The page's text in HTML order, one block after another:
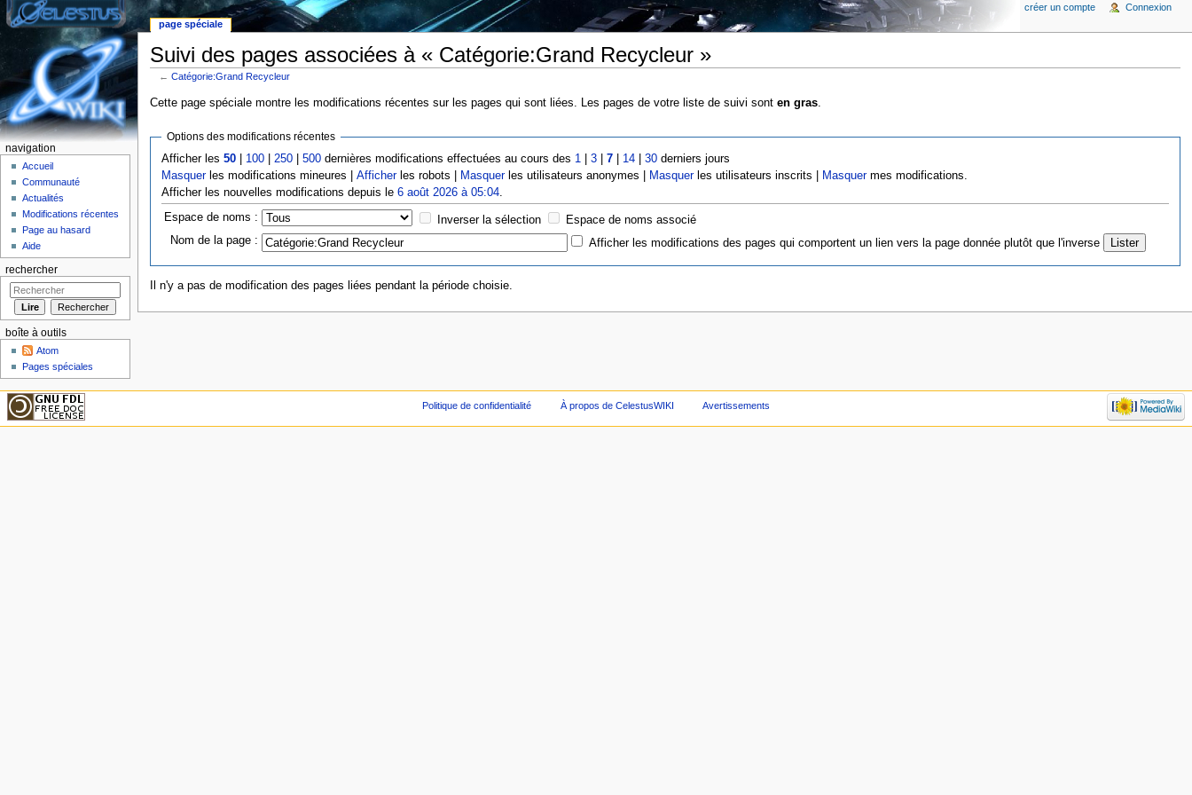
Suivi des pages associées à « Catégorie:Grand Recycleur »
←Catégorie:Grand Recycleur
Cette page spéciale montre les modifications récentes sur les pages qui sont liées. Les pages de votre liste de suivi sont en gras.
Options des modifications récentes
Afficher les50 100 250 |500 dernières modifications effectuées au cours des 1 |3 |7 14 |30 derniers jours
Masquerles modifications mineures |Afficherles robots | Masquerles utilisateurs anonymes | Masquerles utilisateurs inscrits | Masquermes modifications.
Afficher les nouvelles modifications depuis le6 août 2026 à 05:04
Espace de noms : Inverser la sélection
Espace de noms associé
Nom de la page :
Afficher les modifications des pages qui comportent un lien vers la page donnée plutôt que l'inverse
Il n'y a pas de modification des pages liées pendant la période choisie.
page spéciale
créer un compte Connexion
navigation
Accueil
Communauté
Actualités
Modifications récentes
Page au hasard
Aide
rechercher
boîte à outils
Atom
Pages spéciales
Politique de confidentialité À propos de CelestusWIKI Avertissements